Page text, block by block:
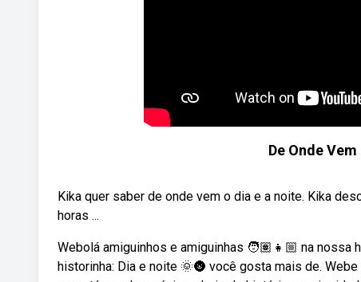
De Onde
Kika quer saber de onde vem o dia e a noite. Kika
horas ...
Webolá amiguinhos e amiguinhas 🧑🏽👧🏼 na nossa
historinha: Dia e noite 🌞🌚 você gosta mais de.